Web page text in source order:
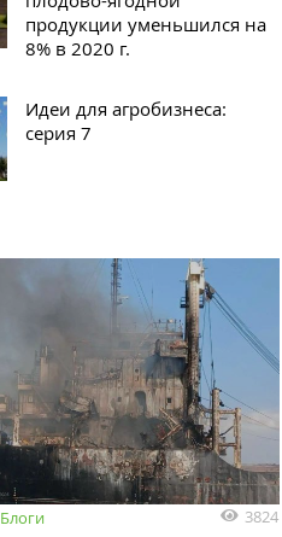
продукции уменьшился на
8% в 2020 г.
Идеи для агробизнеса:
серия 7
Блоги 3824